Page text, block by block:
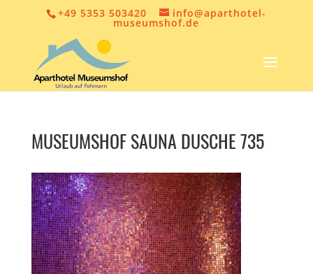
+49 5353 503420 info@aparthotel-
museumshof.de
MUSEUMSHOF SAUNA DUSCHE 735